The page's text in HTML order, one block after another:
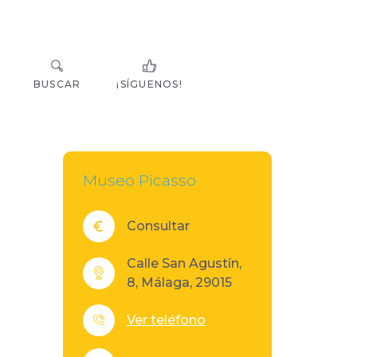
BUSCAR ¡SÍGUENOS!
Museo Picasso
Consultar
Calle San Agustín,
8, Málaga, 29015
Ver teléfono